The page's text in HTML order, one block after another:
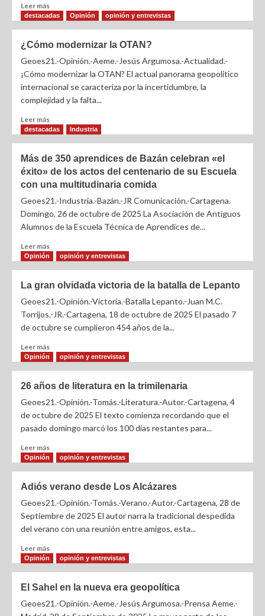
Leer más
destacadas Opinión opinión y entrevistas
¿Cómo modernizar la OTAN?
Geoes21.-Opinión.-Aeme.-Jesús Argumosa.-Actualidad.-
¡Cómo modernizar la OTAN? El actual panorama geopolítico
internacional se caracteriza por la incertidumbre, la
complejidad y la falta...
Leer más
destacadas Industria
Más de 350 aprendices de Bazán celebran «el
éxito» de los actos del centenario de su Escuela
con una multitudinaria comida
Geoes21.-Industria.-Bazán.-JR Comunicación.-Cartagena.
Domingo, 26 de octubre de 2025 La Asociación de Antiguos
Alumnos de la Escuela Técnica de Aprendices de...
Leer más
Opinión opinión y entrevistas
La gran olvidada victoria de la batalla de Lepanto
Geoes21.-Opinión.-Victoria.-Batalla Lepanto.-Juan M.C.
Torrijos.-JR.-Cartagena, 18 de octubre de 2025 El pasado 7
de octubre se cumplieron 454 años de la...
Leer más
Opinión opinión y entrevistas
26 años de literatura en la trimilenaria
Geoes21.-Opinión.-Tomás.-Literatura.-Autor.-Cartagena, 4
de octubre de 2025 El texto comienza recordando que el
pasado domingo marcó los 100 días restantes para...
Leer más
Opinión opinión y entrevistas
Adiós verano desde Los Alcázares
Geoes21.-Opinión.-Tomás.-Verano.-Autor.-Cartagena, 28 de
Septiembre de 2025 El autor narra la tradicional despedida
del verano con una reunión entre amigos, esta...
Leer más
Opinión opinión y entrevistas
El Sahel en la nueva era geopolítica
Geoes21.-Opinión.-Aeme.-Jesús Argumosa.-Prensa Aeme.-